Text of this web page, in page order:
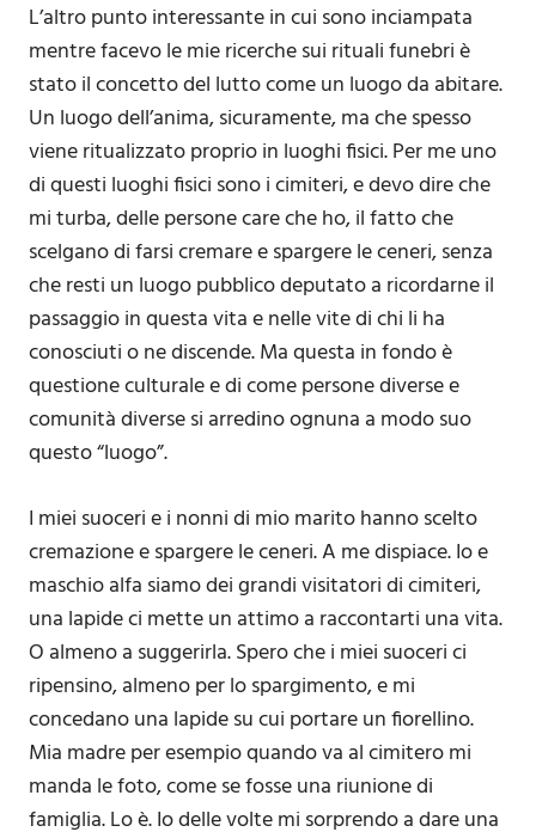
L’altro punto interessante in cui sono inciampata
mentre facevo le mie ricerche sui rituali funebri è
stato il concetto del lutto come un luogo da abitare.
Un luogo dell’anima, sicuramente, ma che spesso
viene ritualizzato proprio in luoghi fisici. Per me uno
di questi luoghi fisici sono i cimiteri, e devo dire che
mi turba, delle persone care che ho, il fatto che
scelgano di farsi cremare e spargere le ceneri, senza
che resti un luogo pubblico deputato a ricordarne il
passaggio in questa vita e nelle vite di chi li ha
conosciuti o ne discende. Ma questa in fondo è
questione culturale e di come persone diverse e
comunità diverse si arredino ognuna a modo suo
questo “luogo”.
I miei suoceri e i nonni di mio marito hanno scelto
cremazione e spargere le ceneri. A me dispiace. Io e
maschio alfa siamo dei grandi visitatori di cimiteri,
una lapide ci mette un attimo a raccontarti una vita.
O almeno a suggerirla. Spero che i miei suoceri ci
ripensino, almeno per lo spargimento, e mi
concedano una lapide su cui portare un fiorellino.
Mia madre per esempio quando va al cimitero mi
manda le foto, come se fosse una riunione di
famiglia. Lo è. Io delle volte mi sorprendo a dare una